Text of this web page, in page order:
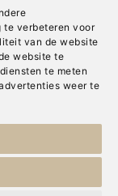
verbeteren voor
van de website
website te
te meten
weer te